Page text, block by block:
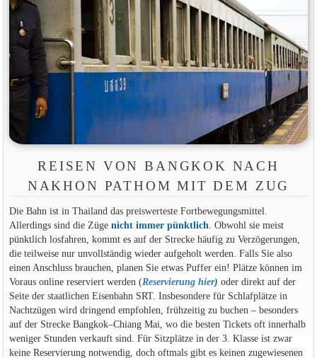
REISEN VON BANGKOK NACH
NAKHON PATHOM MIT DEM ZUG
Die Bahn ist in Thailand das preiswerteste Fortbewegungsmittel.
Allerdings sind die Züge nicht immer pünktlich . Obwohl sie meist
pünktlich losfahren, kommt es auf der Strecke häufig zu Verzögerungen,
die teilweise nur unvollständig wieder aufgeholt werden. Falls Sie also
einen Anschluss brauchen, planen Sie etwas Puffer ein! Plätze können im
Voraus online reserviert werden (Reservierung hier) oder direkt auf der
Seite der staatlichen Eisenbahn SRT. Insbesondere für Schlafplätze in
Nachtzügen wird dringend empfohlen, frühzeitig zu buchen – besonders
auf der Strecke Bangkok–Chiang Mai, wo die besten Tickets oft innerhalb
weniger Stunden verkauft sind. Für Sitzplätze in der 3. Klasse ist zwar
keine Reservierung notwendig, doch oftmals gibt es keinen zugewiesenen